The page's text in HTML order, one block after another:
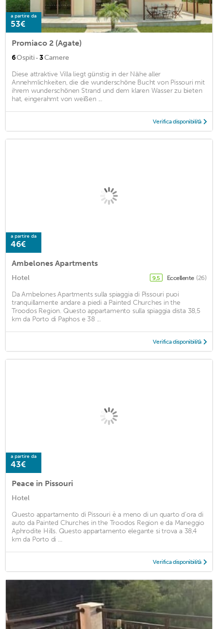
a partire da
53€
Promiaco 2 (Agate)
6Ospiti · 3Camere
Diese attraktive Villa liegt günstig in der Nähe aller
Annehmlichkeiten, die die wunderschöne Bucht von Pissouri mit
ihrem wunderschönen Strand und dem klaren Wasser zu bieten
hat, eingerahmt von weißen ...
Verifica disponibilità
a partire da
46€
Ambelones Apartments
Hotel 9,5 Eccellente (26)
Da Ambelones Apartments sulla spiaggia di Pissouri puoi
tranquillamente andare a piedi a Painted Churches in the
Troodos Region. Questo appartamento sulla spiaggia dista 38,5
km da Porto di Paphos e 38 ...
Verifica disponibilità
a partire da
43€
Peace in Pissouri
Hotel
Questo appartamento di Pissouri è a meno di un quarto d'ora di
auto da Painted Churches in the Troodos Region e da Maneggio
Aphrodite Hills. Questo appartamento elegante si trova a 38,4
km da Porto di ...
Verifica disponibilità